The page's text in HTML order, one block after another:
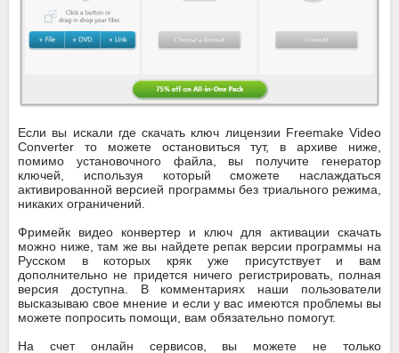
Если вы искали где скачать ключ лицензии Freemake Video
Converter то можете остановиться тут, в архиве ниже,
помимо установочного файла, вы получите генератор
ключей, используя который сможете наслаждаться
активированной версией программы без триального режима,
никаких ограничений.
Фримейк видео конвертер и ключ для активации скачать
можно ниже, там же вы найдете репак версии программы на
Русском в которых кряк уже присутствует и вам
дополнительно не придется ничего регистрировать, полная
версия доступна. В комментариях наши пользователи
высказываю свое мнение и если у вас имеются проблемы вы
можете попросить помощи, вам обязательно помогут.
На счет онлайн сервисов, вы можете не только